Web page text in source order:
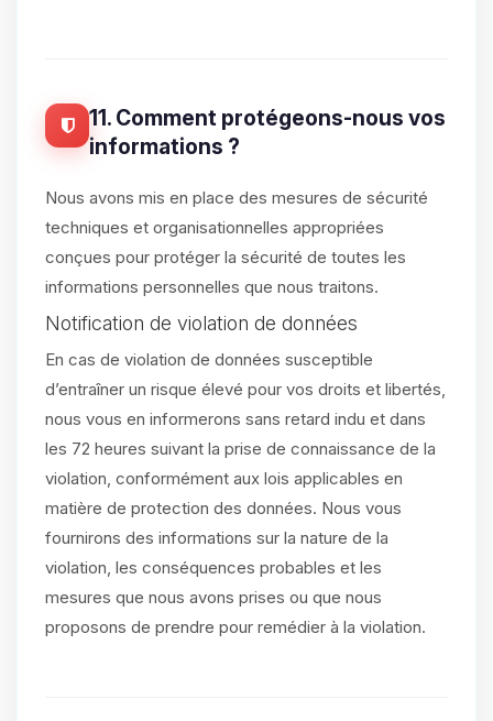
11. Comment protégeons-nous vos
informations ?
Nous avons mis en place des mesures de sécurité
techniques et organisationnelles appropriées
conçues pour protéger la sécurité de toutes les
informations personnelles que nous traitons.
Notification de violation de données
En cas de violation de données susceptible
d’entraîner un risque élevé pour vos droits et libertés,
nous vous en informerons sans retard indu et dans
les 72 heures suivant la prise de connaissance de la
violation, conformément aux lois applicables en
matière de protection des données. Nous vous
fournirons des informations sur la nature de la
violation, les conséquences probables et les
mesures que nous avons prises ou que nous
proposons de prendre pour remédier à la violation.